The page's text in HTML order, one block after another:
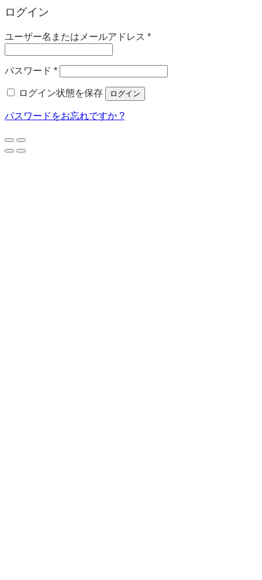
ログイン
ユーザー名またはメールアドレス *必
パスワード *必
ログイン状態を保存
ログイン
パスワードをお忘れですか ?